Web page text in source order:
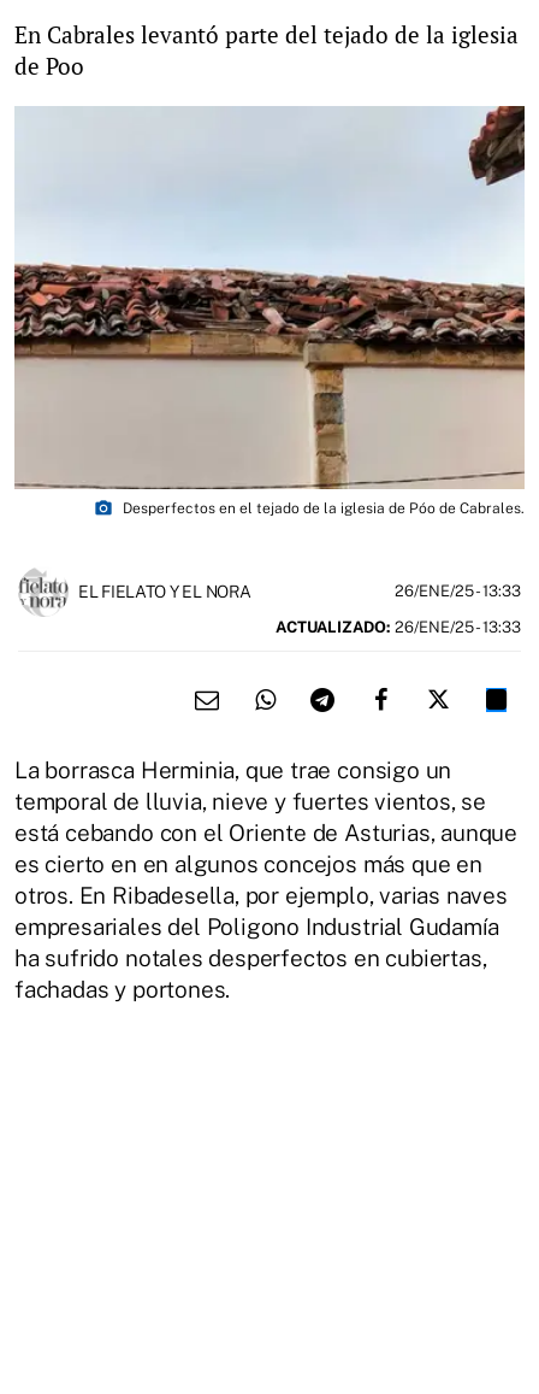
En Cabrales levantó parte del tejado de la iglesia
de Poo
photo_camera Desperfectos en el tejado de la iglesia de Póo de Cabrales.
EL FIELATO Y EL NORA 26/ENE/25- 13:33
ACTUALIZADO: 26/ENE/25 - 13:33
La borrasca Herminia, que trae consigo un
temporal de lluvia, nieve y fuertes vientos, se
está cebando con el Oriente de Asturias, aunque
es cierto en en algunos concejos más que en
otros. En Ribadesella, por ejemplo, varias naves
empresariales del Poligono Industrial Gudamía
ha sufrido notales desperfectos en cubiertas,
fachadas y portones.